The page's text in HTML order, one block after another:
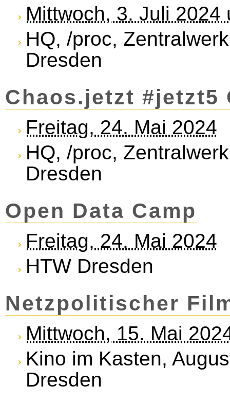
Mittwoch, 3. Juli 2024
HQ, /proc,
Dresden
Chaos.jetzt #jetzt5
Freitag, 24. Mai 2024
HQ, /proc,
Dresden
Open Data Camp
Freitag, 24. Mai 2024
HTW Dresden
Netzpolitischer
Mittwoch, 15. Mai
Kino im Kasten,
Dresden